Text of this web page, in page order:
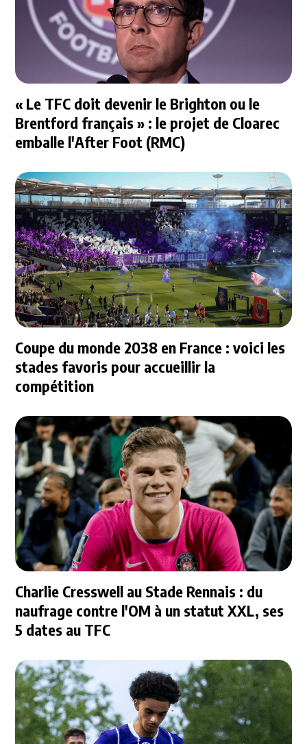
« Le TFC doit devenir le Brighton ou le
Brentford français » : le projet de Cloarec
emballe l'After Foot (RMC)
Coupe du monde 2038 en France : voici les
stades favoris pour accueillir la
compétition
Charlie Cresswell au Stade Rennais : du
naufrage contre l'OM à un statut XXL, ses
5 dates au TFC